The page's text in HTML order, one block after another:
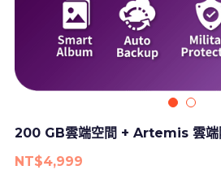
200 GB雲端空間 + Artemis 雲端
NT$4,999